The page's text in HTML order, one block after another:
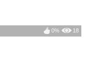
18
0%